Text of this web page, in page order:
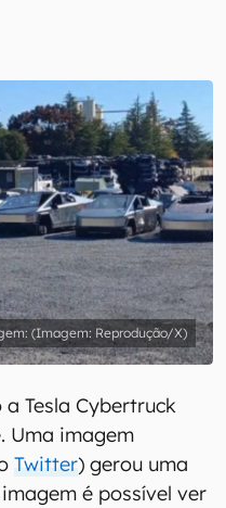
inscreva-se
com os Termos de Uso e
(Imagem: Reprodução/X)
Tesla Cybertruck
Uma imagem
Twitter) gerou uma
é possível ver